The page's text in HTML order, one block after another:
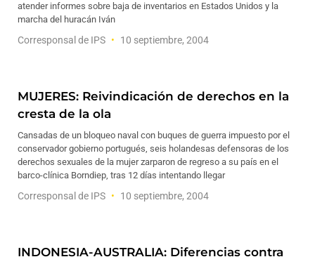
atender informes sobre baja de inventarios en Estados Unidos y la
marcha del huracán Iván
Corresponsal de IPS 10 septiembre, 2004
MUJERES: Reivindicación de derechos en la
cresta de la ola
Cansadas de un bloqueo naval con buques de guerra impuesto por el
conservador gobierno portugués, seis holandesas defensoras de los
derechos sexuales de la mujer zarparon de regreso a su país en el
barco-clínica Borndiep, tras 12 días intentando llegar
Corresponsal de IPS 10 septiembre, 2004
INDONESIA-AUSTRALIA: Diferencias contra